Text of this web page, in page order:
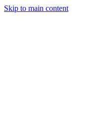
Skip to main content